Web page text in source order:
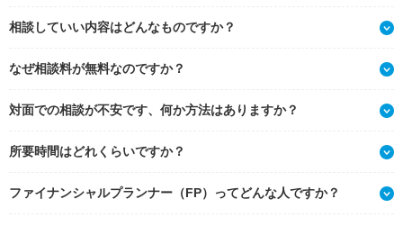
相談していい内容はどんなものですか？
なぜ相談料が無料なのですか？
対面での相談が不安です、何か方法はありますか？
所要時間はどれくらいですか？
ファイナンシャルプランナー（FP）ってどんな人ですか？